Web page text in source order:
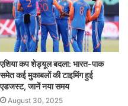
एशिया कप शेड्यूल बदला: भारत-पाक
समेत कई मुकाबलों की टाइमिंग हुई
एडजस्ट, जानें नया समय
August 30, 2025